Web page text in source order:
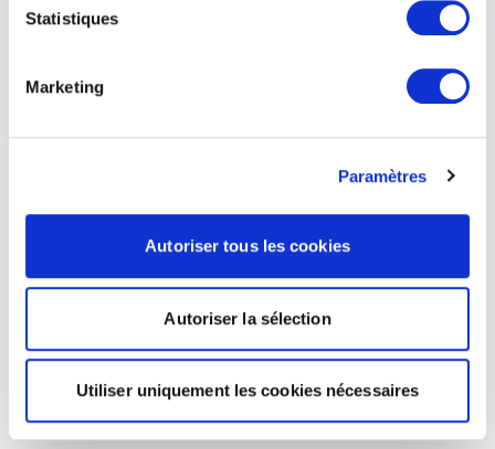
Statistiques
Marketing
Paramètres
Autoriser tous les cookies
Autoriser la sélection
Utiliser uniquement les cookies nécessaires